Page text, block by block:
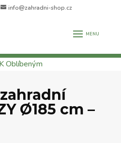
info@zahradni-shop.cz
K Oblíbeným
Ø185 cm –